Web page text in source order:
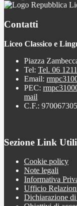
Contatti
Liceo Classico e
Piazza
Tel: Tel. 06
Email:
PEC:
mail
C.F.:
Sezione Link Utili
Cookie policy
Note legali
Informativa
Ufficio
Dichiarazione di